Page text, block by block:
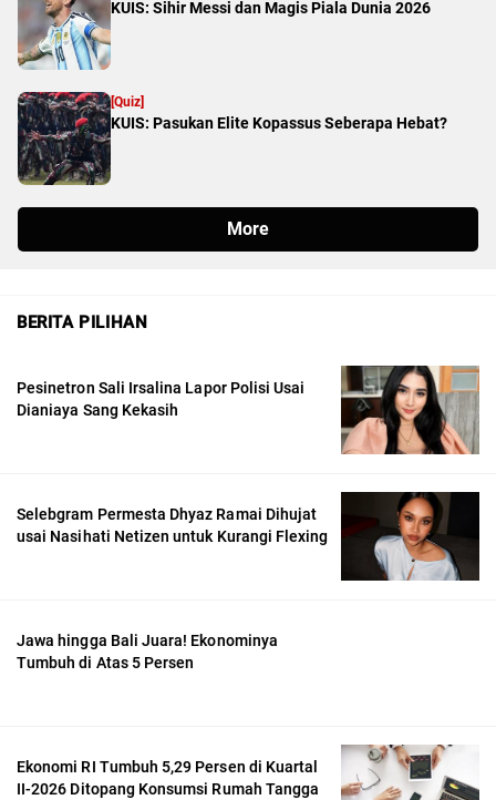
BERITA PILIHAN
Pesinetron Sali Irsalina Lapor Polisi Usai
Dianiaya Sang Kekasih
Selebgram Permesta Dhyaz Ramai Dihujat
usai Nasihati Netizen untuk Kurangi Flexing
Jawa hingga Bali Juara! Ekonominya
Tumbuh di Atas 5 Persen
Ekonomi RI Tumbuh 5,29 Persen di Kuartal
II-2026 Ditopang Konsumsi Rumah Tangga